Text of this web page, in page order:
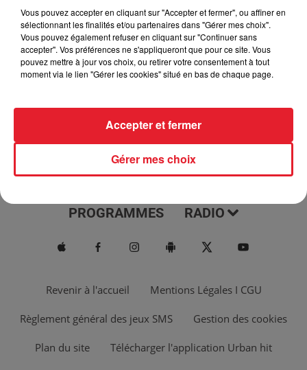
L'actu du jour du 20/10/2020
ACTUS MUSIQUES
PROGRAMMES RADIO
Revenir à l'accueil Mentions Légales I CGU
Règlement général des jeux SMS Gestion des cookies
Plan du site Télécharger l'application Urban hit
Vous pouvez accepter en cliquant sur "Accepter et fermer", ou affiner en
sélectionnant les finalités et/ou partenaires dans "Gérer mes choix".
Vous pouvez également refuser en cliquant sur "Continuer sans
accepter". Vos préférences ne s'appliqueront que pour ce site. Vous
pouvez mettre à jour vos choix, ou retirer votre consentement à tout
moment via le lien "Gérer les cookies" situé en bas de chaque page.
Gérer mes choix
Accepter et fermer